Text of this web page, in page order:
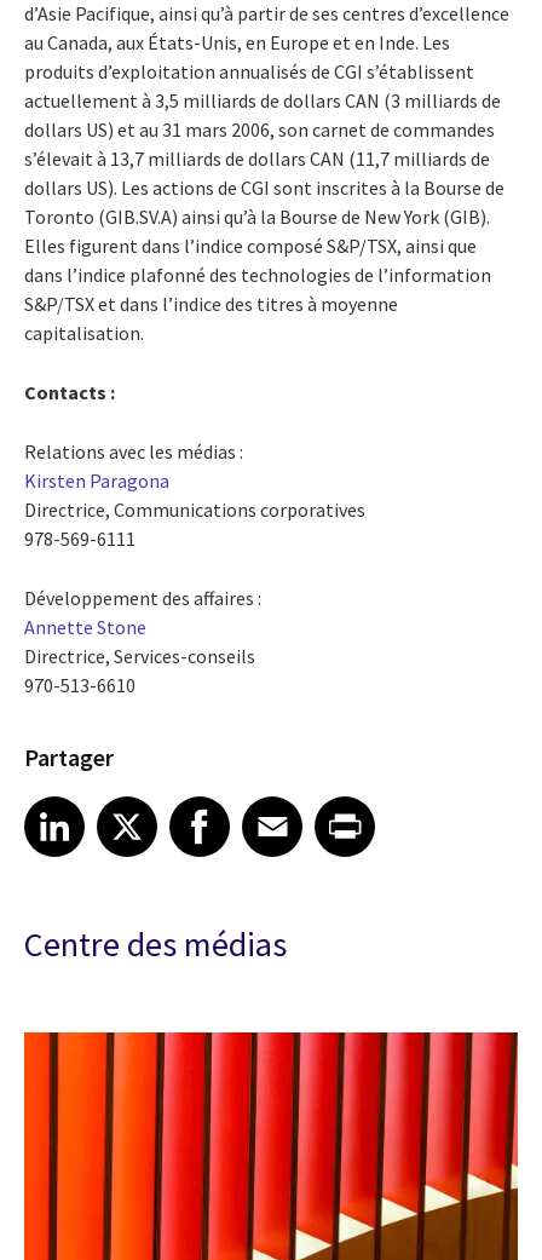
d’Asie Pacifique, ainsi qu’à partir de ses centres d’excellence
au Canada, aux États-Unis, en Europe et en Inde. Les
produits d’exploitation annualisés de CGI s’établissent
actuellement à 3,5 milliards de dollars CAN (3 milliards de
dollars US) et au 31 mars 2006, son carnet de commandes
s’élevait à 13,7 milliards de dollars CAN (11,7 milliards de
dollars US). Les actions de CGI sont inscrites à la Bourse de
Toronto (GIB.SV.A) ainsi qu’à la Bourse de New York (GIB).
Elles figurent dans l’indice composé S&P/TSX, ainsi que
dans l’indice plafonné des technologies de l’information
S&P/TSX et dans l’indice des titres à moyenne
capitalisation.
Contacts :
Relations avec les médias :
Kirsten Paragona
Directrice, Communications corporatives
978-569-6111
Développement des affaires :
Annette Stone
Directrice, Services-conseils
970-513-6610
Partager
Share article on LinkedIn
LinkedIn
Share article on XShare article on Facebook
Facebook
Share article on Email
EmailShare article on Print
Centre des médias